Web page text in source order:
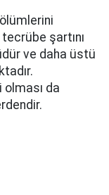
şartını
ve daha üstü
da